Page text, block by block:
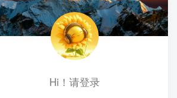
Hi！请登录